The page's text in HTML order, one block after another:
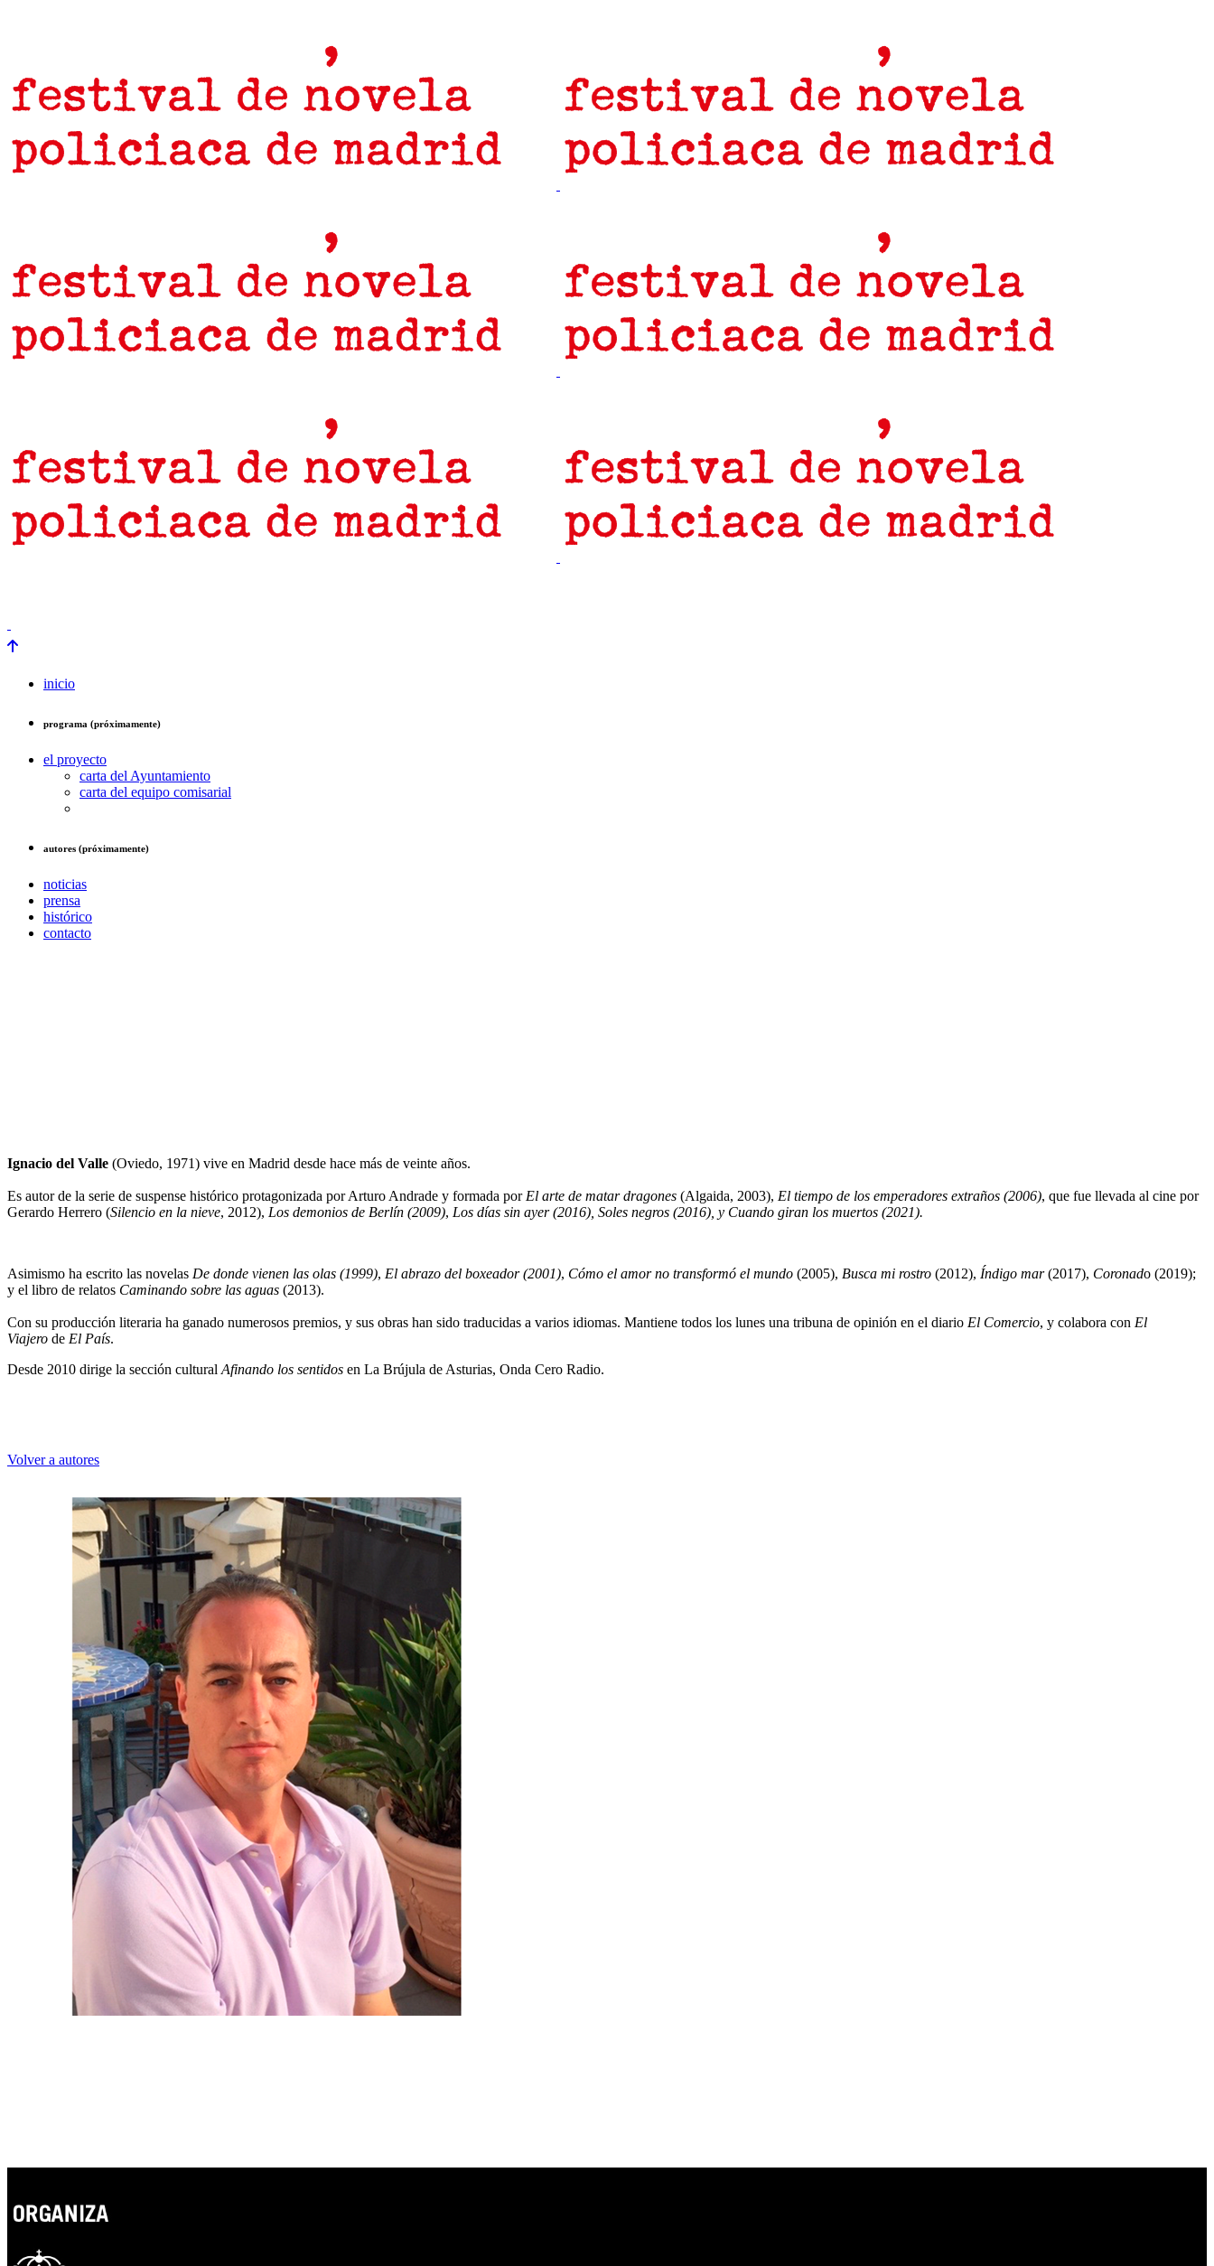
inicio
programa (próximamente)
el proyecto
carta del Ayuntamiento
carta del equipo comisarial
autores (próximamente)
noticias
prensa
histórico
contacto
Ignacio del Valle
Ignacio del Valle (Oviedo, 1971) vive en Madrid desde hace más de veinte años.
Es autor de la serie de suspense histórico protagonizada por Arturo Andrade y formada por El arte de matar dragones (Algaida, 2003), El tiempo de los emperadores extraños (2006), que fue llevada al cine por
Gerardo Herrero (Silencio en la nieve, 2012), Los demonios de Berlín (2009), Los días sin ayer (2016), Soles negros (2016), y Cuando giran los muertos (2021).
Asimismo ha escrito las novelas De donde vienen las olas (1999), El abrazo del boxeador (2001), Cómo el amor no transformó el mundo (2005), Busca mi rostro (2012), Índigo mar(2017), Coronado (2019);
y el libro de relatos Caminando sobre las aguas (2013).
Con su producción literaria ha ganado numerosos premios, y sus obras han sido traducidas a varios idiomas. Mantiene todos los lunes una tribuna de opinión en el diario El Comercio, y colabora con El
Viajero de El País.
Desde 2010 dirige la sección cultural Afinando los sentidos en La Brújula de Asturias, Onda Cero Radio.
Volver a autores